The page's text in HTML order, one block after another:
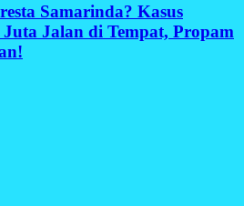
Samarinda? Kasus
Juta Jalan di Tempat, Propam